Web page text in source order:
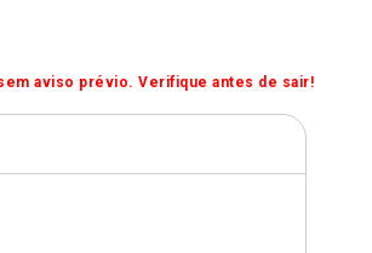
aviso prévio. Verifique antes de sair!